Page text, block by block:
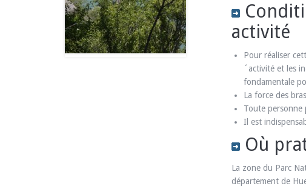
activité
Pour réaliser
´activité et les
fondamentale
La force des
Toute personne
Il est
Où
La zone du Parc
département de